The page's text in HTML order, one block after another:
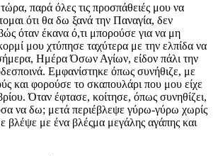
παρά όλες τις προσπάθειές μου να
ότι θα δω ξανά την Παναγία, δεν
όταν έκανα ό,τι μπορούσε για να μη
μου χτύπησε ταχύτερα με την ελπίδα να
Ημέρα Όσων Αγίων, είδον πάλι την
Εμφανίστηκε όπως συνήθιζε, με
και φορούσε το σκαπουλάρι που μου είχε
Όταν έφτασε, κοίτησε, όπως συνηθίζει,
να δω; μετά περιέβλεψε γύρω-γύρω χωρίς
βλέψε με ένα βλέςμα μεγάλης αγάπης και